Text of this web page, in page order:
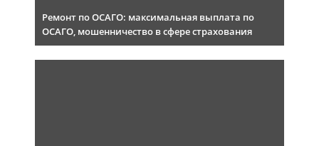
Ремонт по ОСАГО: максимальная выплата по
ОСАГО, мошенничество в сфере страхования